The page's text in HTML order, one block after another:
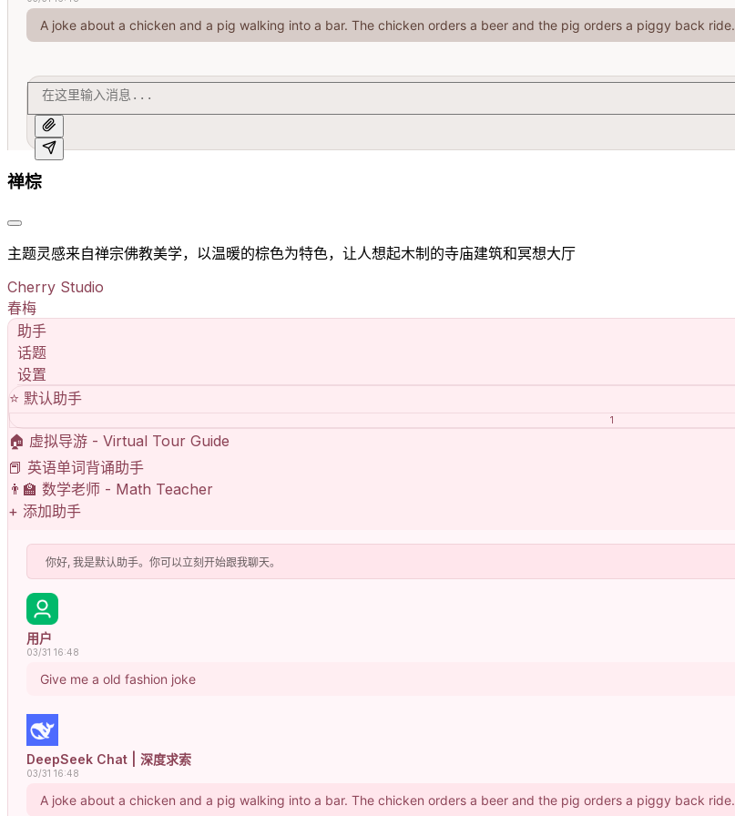
A joke about a chicken and a pig walking into a bar. The chicken orders a beer and the pig orders a piggy back ride.
禅棕
主题灵感来自禅宗佛教美学，以温暖的棕色为特色，让人想起木制的寺庙建筑和冥想大厅
Cherry Studio
春梅
助手
话题
设置
⭐️ 默认助手
1
🏠 虚拟导游 - Virtual Tour Guide
📕 英语单词背诵助手
👨‍🏫 数学老师 - Math Teacher
+ 添加助手
你好, 我是默认助手。你可以立刻开始跟我聊天。
用户
03/31 16:48
Give me a old fashion joke
DeepSeek Chat | 深度求索
03/31 16:48
A joke about a chicken and a pig walking into a bar. The chicken orders a beer and the pig orders a piggy back ride.